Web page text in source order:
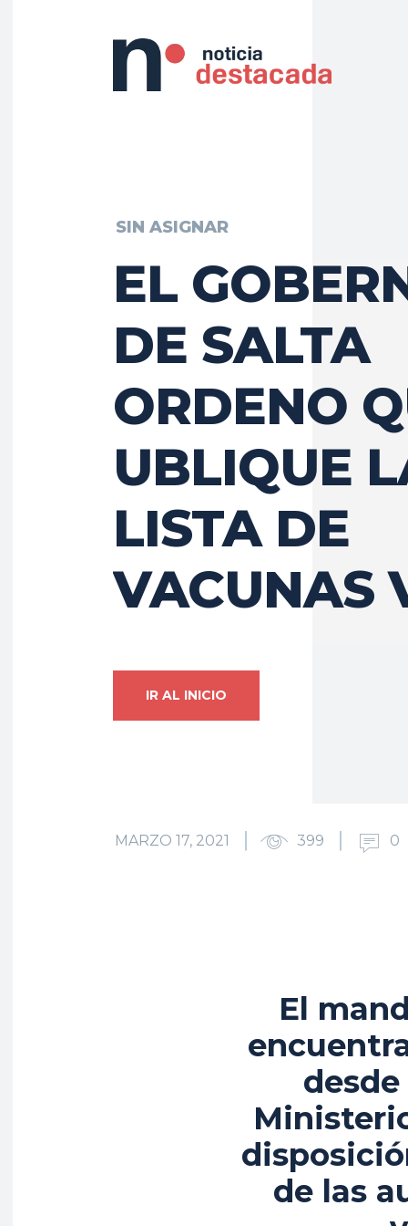
SIN ASIGNAR
EL
DE SALTA
ORDENO
UBLIQUE
LISTA DE
VACUNAS
IR AL INICIO
MARZO 17, 2021 399 0
El
de las